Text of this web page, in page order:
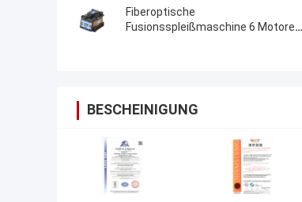
Fusion Splicer
Fiberoptische
Fusionsspleißmaschine 6 Motoren
BESCHEINIGUNG